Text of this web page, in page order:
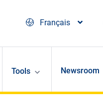
Français
Tools Newsroom